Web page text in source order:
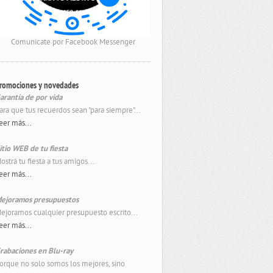
Comunicate por Facebook Messenger
y novedades
de por vida
que tus recuerdos sean "para siempre"...
más...
WEB de tu fiesta
tu fiesta a tus amigos...
más...
presupuestos
cualquier presupuesto escrito...
más...
en Blu-ray
no solo somos los mejores, sino